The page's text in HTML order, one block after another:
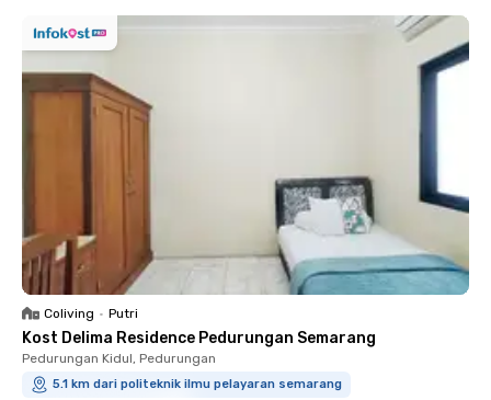
Coliving • Putri
Kost Delima Residence Pedurungan Semarang
Pedurungan Kidul, Pedurungan
5.1 km dari politeknik ilmu pelayaran semarang